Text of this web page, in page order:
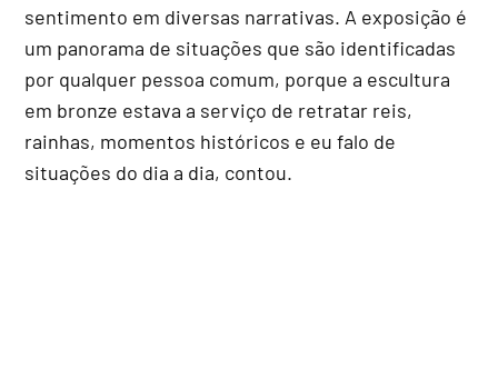
sentimento em diversas narrativas. A exposição é
um panorama de situações que são identificadas
por qualquer pessoa comum, porque a escultura
em bronze estava a serviço de retratar reis,
rainhas, momentos históricos e eu falo de
situações do dia a dia, contou.